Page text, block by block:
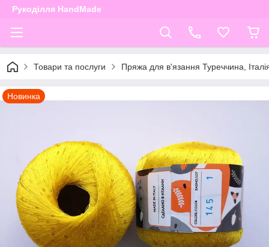
Рукоділля HandMade
Товари та послуги Пряжа для в'язання Туреччина,
Новинка